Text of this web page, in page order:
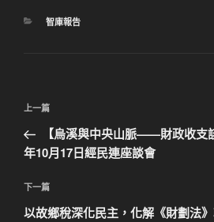
分
智庫報告
文
導
覽
上
一
篇
章
上一篇
【烏溪與中央山脈——財政收支
年10月17日經民連座談會
下
一
下一篇
以故鄉稅深化民主，化解《財劃法